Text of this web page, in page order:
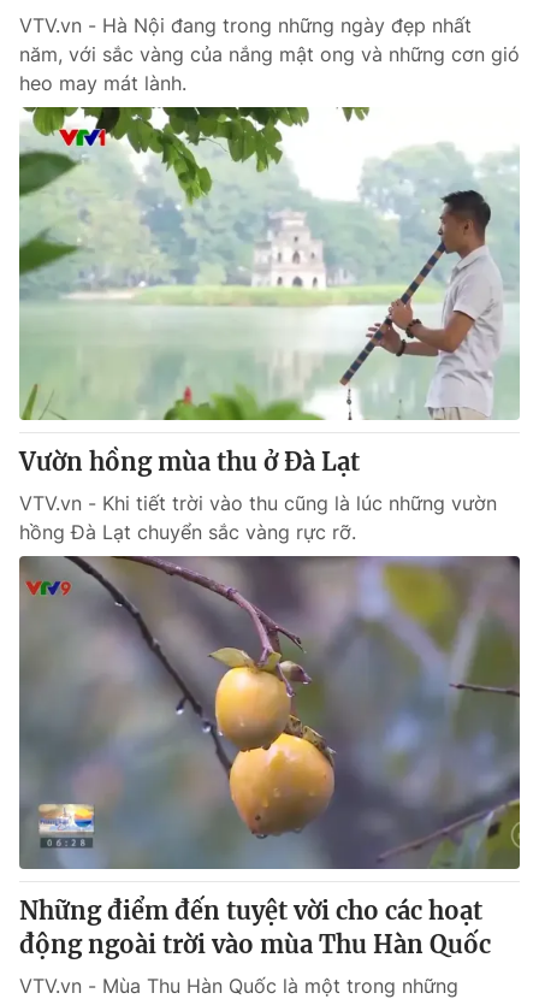
VTV.vn - Hà Nội đang trong những ngày đẹp nhất
năm, với sắc vàng của nắng mật ong và những cơn gió
heo may mát lành.
Vườn hồng mùa thu ở Đà Lạt
VTV.vn - Khi tiết trời vào thu cũng là lúc những vườn
hồng Đà Lạt chuyển sắc vàng rực rỡ.
Những điểm đến tuyệt vời cho các hoạt
động ngoài trời vào mùa Thu Hàn Quốc
VTV.vn - Mùa Thu Hàn Quốc là một trong những